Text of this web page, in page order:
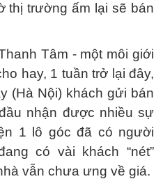
thị trường ấm lại sẽ bán
Tâm - một môi giới
hay, 1 tuần trở lại đây,
(Hà Nội) khách gửi bán
nhận được nhiều sự
1 lô góc đã có người
có vài khách “nét”
vẫn chưa ưng về giá.